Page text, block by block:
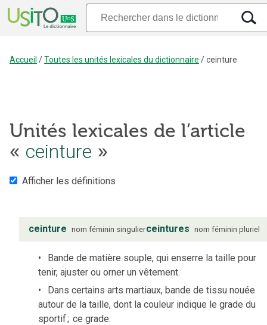
Accueil /Toutes les unités lexicales du dictionnaire /ceinture
Unités lexicales de l’article
« ceinture »
Afficher les définitions
ceinture nom féminin singulierceintures nom féminin pluriel
Bande de matière souple, qui enserre la taille pour
tenir, ajuster ou orner un vêtement.
Dans certains arts martiaux, bande de tissu nouée
autour de la taille, dont la couleur indique le grade du
sportif; ce grade.